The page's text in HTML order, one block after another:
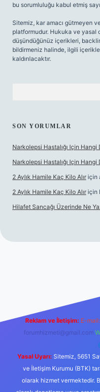
bu sorumluluğu kabul etmiş
Sitemiz, kar amacı gütmeyen
platformudur. Hukuka ve yasal
düşündüğünüz içerikleri,
bildirmeniz halinde, ilgili
kaldırılacaktır.
SON YORUMLAR
Narkolepsi Hastalığı Için
Narkolepsi Hastalığı Için
2 Aylık Hamile Kaç Kilo Alır için
2 Aylık Hamile Kaç Kilo Alır için
Hilafet Sancağı Üzerinde Ne
Reklam ve İletişim: E-mail:
forumhizmeti@gmail.com
Yasal Uyarı: Sitemiz, 5651
ve İletişim Kurumu (BTK)
olarak hizmet vermektedir.